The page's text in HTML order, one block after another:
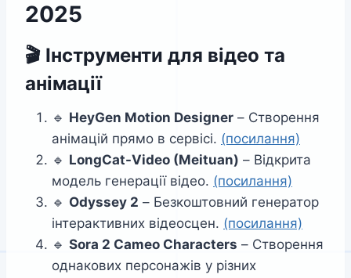
2025
🎬 Інструменти для відео та
анімації
🔹 HeyGen Motion Designer – Створення
анімацій прямо в сервісі. (посилання)
🔹 LongCat-Video (Meituan) – Відкрита
модель генерації відео. (посилання)
🔹 Odyssey 2 – Безкоштовний генератор
інтерактивних відеосцен. (посилання)
🔹 Sora 2 Cameo Characters – Створення
однакових персонажів у різних